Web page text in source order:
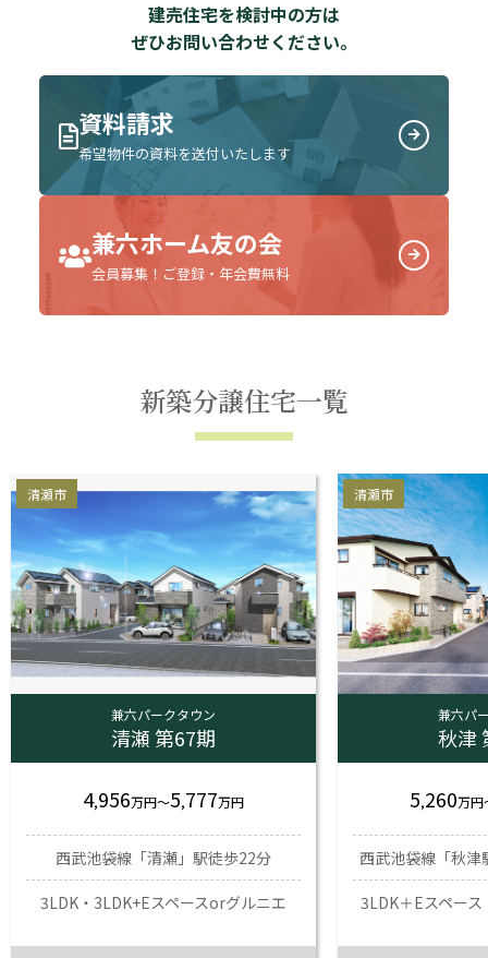
建売住宅を検討中の方は
ぜひお問い合わせください。
資料請求
希望物件の資料を送付いたします
兼六ホーム友の会
会員募集！ご登録・年会費無料
新築分譲住宅一覧
清瀬市
兼六パークタウン
清瀬 第67期
4,956万円～5,777万円
西武池袋線「清瀬」駅徒歩22分
3LDK・3LDK+Eスペースorグルニエ
清瀬市
兼六パ
秋津
5,260万円
西武池袋線「秋
3LDK＋Eスペー